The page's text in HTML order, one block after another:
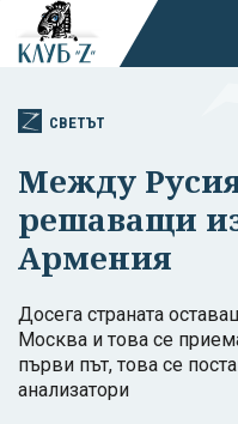
СВЕТЪТ
Между
решаващи
Армения
Досега страната
Москва и това се
първи път, това се
анализатори